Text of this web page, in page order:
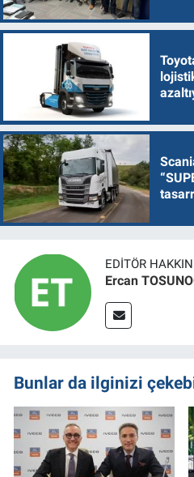
EDITÖR
Ercan
Bunlar da ilginizi